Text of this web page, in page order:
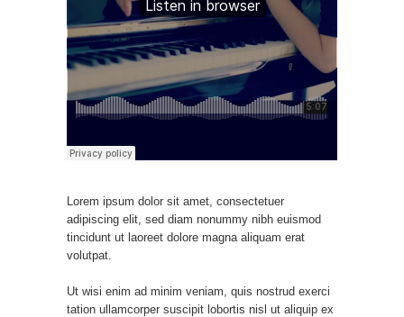
Lorem ipsum dolor sit amet, consectetuer
adipiscing elit, sed diam nonummy nibh euismod
tincidunt ut laoreet dolore magna aliquam erat
volutpat.
Ut wisi enim ad minim veniam, quis nostrud exerci
tation ullamcorper suscipit lobortis nisl ut aliquip ex